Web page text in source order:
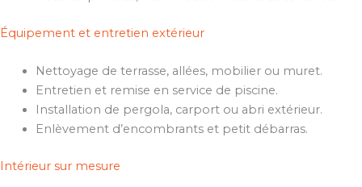
Équipement et entretien extérieur
Nettoyage de terrasse, allées, mobilier ou muret.
Entretien et remise en service de piscine.
Installation de pergola, carport ou abri extérieur.
Enlèvement d’encombrants et petit débarras.
Intérieur sur mesure